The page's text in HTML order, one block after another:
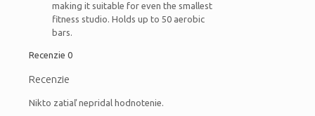
making it suitable for even the smallest
fitness studio. Holds up to 50 aerobic
bars.
Recenzie 0
Recenzie
Nikto zatiaľ nepridal hodnotenie.